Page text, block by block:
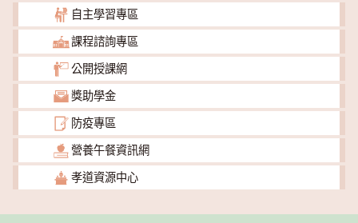
自主學習專區
課程諮詢專區
公開授課網
獎助學金
防疫專區
營養午餐資訊網
孝道資源中心